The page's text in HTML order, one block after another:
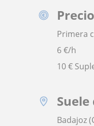
Precio
Primera
6€/h
10 €
Suele
Badajoz